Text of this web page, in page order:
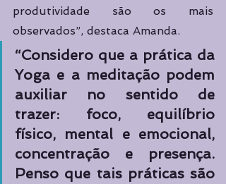
produtividade são os mais
observados”, destaca Amanda.
“Considero que a prática da
Yoga e a meditação podem
auxiliar no sentido de
trazer: foco, equilíbrio
físico, mental e emocional,
concentração e presença.
Penso que tais práticas são